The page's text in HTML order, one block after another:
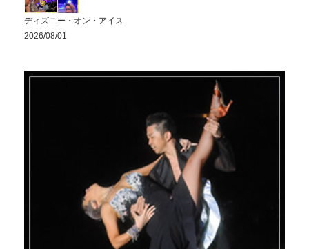
ディズニー・オン・アイス
2026/08/01